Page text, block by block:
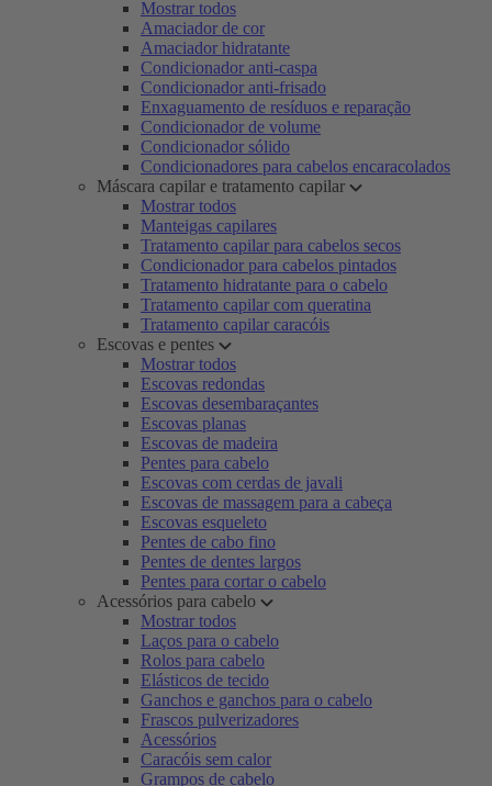
Mostrar todos
Amaciador de cor
Amaciador hidratante
Condicionador anti-caspa
Condicionador anti-frisado
Enxaguamento de resíduos e reparação
Condicionador de volume
Condicionador sólido
Condicionadores para cabelos encaracolados
Máscara capilar e tratamento capilar
Mostrar todos
Manteigas capilares
Tratamento capilar para cabelos secos
Condicionador para cabelos pintados
Tratamento hidratante para o cabelo
Tratamento capilar com queratina
Tratamento capilar caracóis
Escovas e pentes
Mostrar todos
Escovas redondas
Escovas desembaraçantes
Escovas planas
Escovas de madeira
Pentes para cabelo
Escovas com cerdas de javali
Escovas de massagem para a cabeça
Escovas esqueleto
Pentes de cabo fino
Pentes de dentes largos
Pentes para cortar o cabelo
Acessórios para cabelo
Mostrar todos
Laços para o cabelo
Rolos para cabelo
Elásticos de tecido
Ganchos e ganchos para o cabelo
Frascos pulverizadores
Acessórios
Caracóis sem calor
Grampos de cabelo